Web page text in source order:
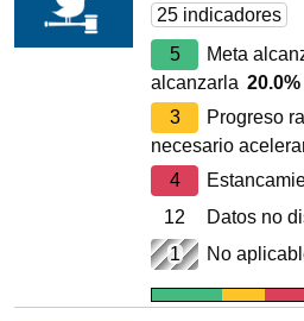
25 indicadores
5
Meta
alcanzarla 20.0%
3
Progreso
necesario
4
12
Datos no
1
No